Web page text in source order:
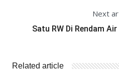
Next
Satu RW Di Rendam
Related article